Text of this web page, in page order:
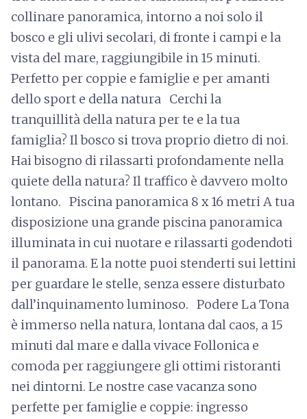
collinare panoramica, intorno a noi solo il
bosco e gli ulivi secolari, di fronte i campi e la
vista del mare, raggiungibile in 15 minuti.
Perfetto per coppie e famiglie e per amanti
dello sport e della natura Cerchi la
tranquillità della natura per te e la tua
famiglia? Il bosco si trova proprio dietro di noi.
Hai bisogno di rilassarti profondamente nella
quiete della natura? Il traffico è davvero molto
lontano. Piscina panoramica 8 x 16 metri A tua
disposizione una grande piscina panoramica
illuminata in cui nuotare e rilassarti godendoti
il panorama. E la notte puoi stenderti sui lettini
per guardare le stelle, senza essere disturbato
dall’inquinamento luminoso. Podere La Tona
è immerso nella natura, lontana dal caos, a 15
minuti dal mare e dalla vivace Follonica e
comoda per raggiungere gli ottimi ristoranti
nei dintorni. Le nostre case vacanza sono
perfette per famiglie e coppie: ingresso